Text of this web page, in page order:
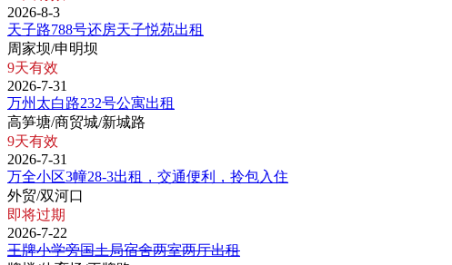
2026-8-3
天子路788号还房天子悦苑出租
周家坝/申明坝
9天有效
2026-7-31
万州太白路232号公寓出租
高笋塘/商贸城/新城路
9天有效
2026-7-31
万全小区3幢28-3出租，交通便利，拎包入住
外贸/双河口
即将过期
2026-7-22
王牌小学旁国土局宿舍两室两厅出租